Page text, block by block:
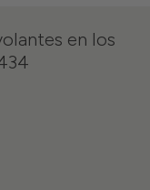
en los